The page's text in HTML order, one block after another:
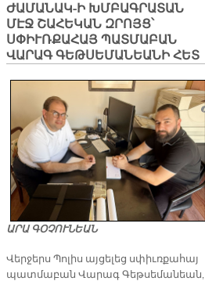
ԺԱՄԱՆԱԿ-Ի ԽՄԲԱԳՐԱՏԱՆ
ՄԷՋ ՇԱՀԵԿԱՆ ԶՐՈՅՑ՝
ՍՓԻՒՌՔԱՀԱՅ ՊԱՏՄԱԲԱՆ
ՎԱՐԱԳ ԳԵԹՍԵՄԱՆԵԱՆԻ ՀԵՏ
ԱՐԱ ԳՕՉՈՒՆԵԱՆ
Վերջերս Պոլիս այցելեց սփիւռքահայ
պատմաբան Վարագ Գեթսեմանեան,